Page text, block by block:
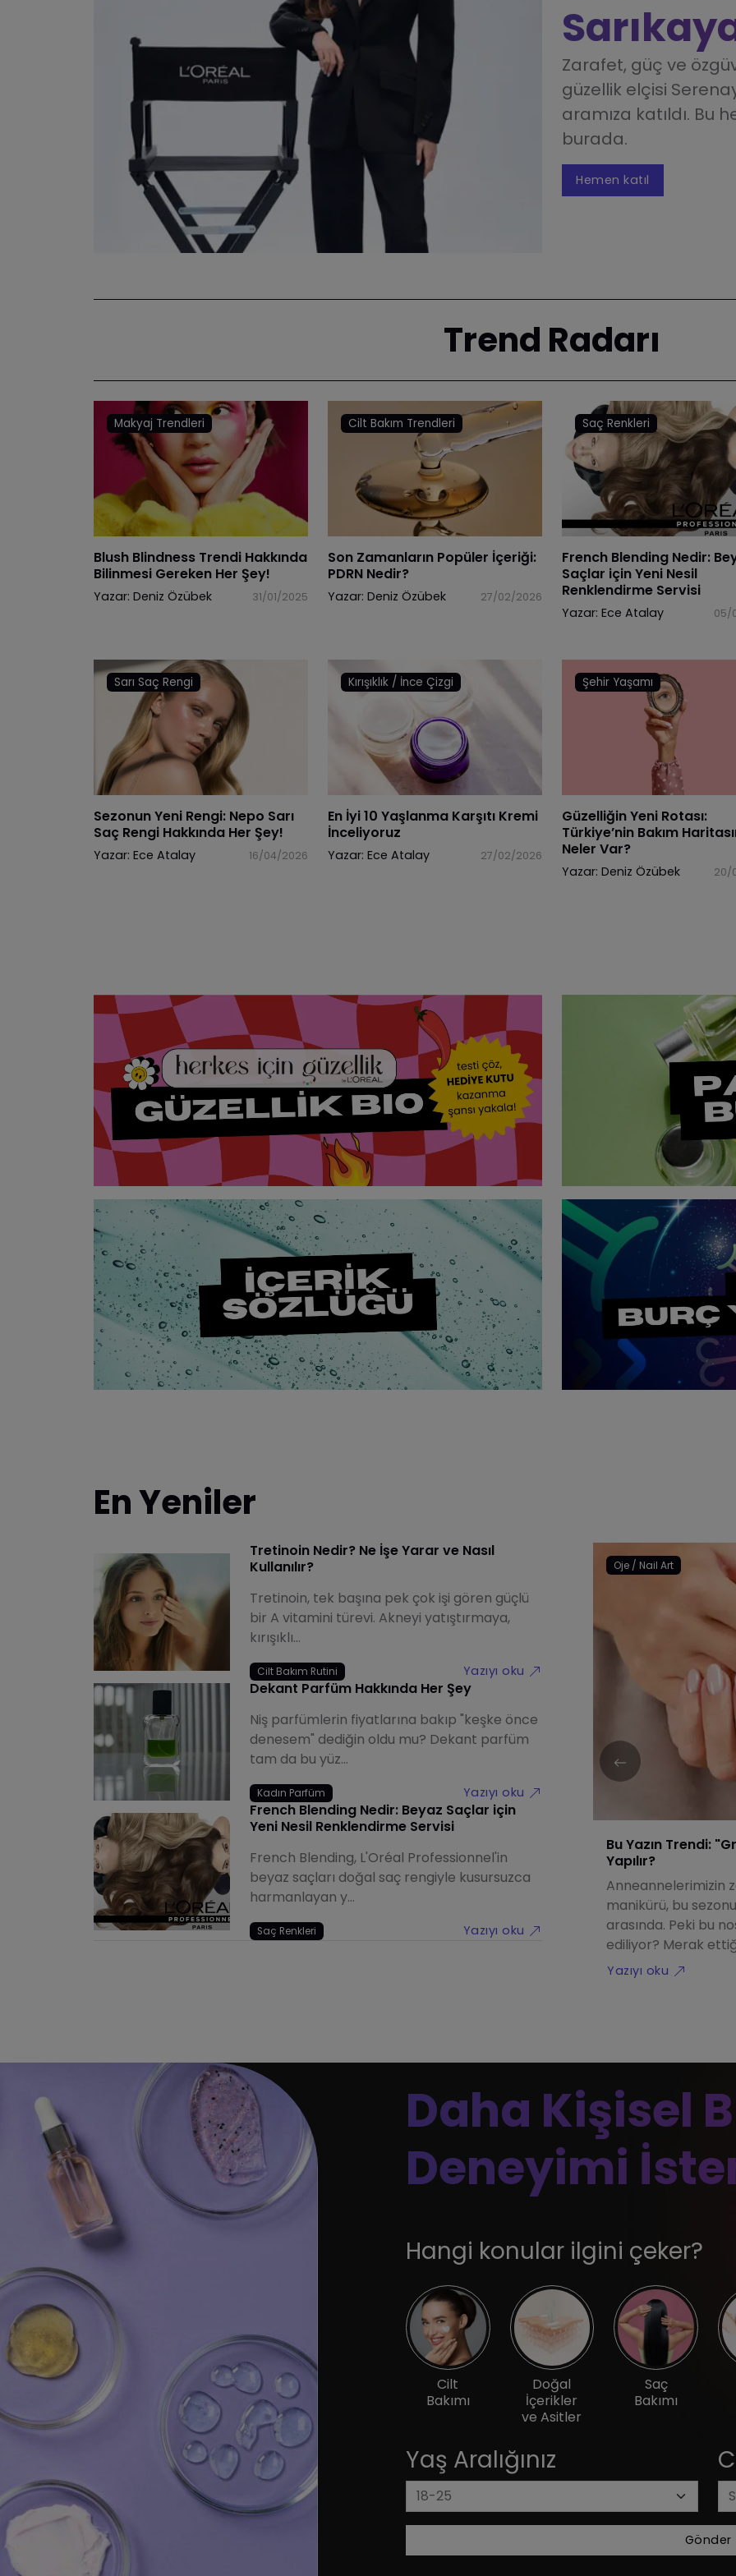
Zarafet, güç ve
güzellik elçisi
aramıza katıldı. Bu
burada.
Hemen katıl
Trend Radarı
Makyaj Trendleri
Blush Blindness Trendi Hakkında
Bilinmesi Gereken Her Şey!
Yazar: Deniz Özübek 31/01/2025
Cilt Bakım Trendleri
Son Zamanların Popüler İçeriği:
PDRN Nedir?
Yazar: Deniz Özübek 27/02/2026
Saç Renkleri
French Blending Nedir:
Saçlar için Yeni Nesil
Renklendirme Servisi
Yazar: Ece Atalay 05/
Sarı Saç Rengi
Sezonun Yeni Rengi: Nepo Sarı
Saç Rengi Hakkında Her Şey!
Yazar: Ece Atalay 16/04/2026
Kırışıklık / İnce Çizgi
En İyi 10 Yaşlanma Karşıtı Kremi
İnceliyoruz
Yazar: Ece Atalay 27/02/2026
Şehir Yaşamı
Güzelliğin Yeni Rotası:
Türkiye’nin Bakım
Neler Var?
Yazar: Deniz Özübek 20/
En Yeniler
Tretinoin Nedir? Ne İşe Yarar ve Nasıl
Kullanılır?
Tretinoin, tek başına pek çok işi gören güçlü
bir A vitamini türevi. Akneyi yatıştırmaya,
kırışıklı...
Cilt Bakım Rutini Yazıyı oku
Dekant Parfüm Hakkında Her Şey
Niş parfümlerin fiyatlarına bakıp "keşke önce
denesem" dediğin oldu mu? Dekant parfüm
tam da bu yüz...
Kadın Parfüm Yazıyı oku
French Blending Nedir: Beyaz Saçlar için
Yeni Nesil Renklendirme Servisi
French Blending, L'Oréal Professionnel'in
beyaz saçları doğal saç rengiyle kusursuzca
harmanlayan y...
Saç Renkleri Yazıyı oku
Koyu çerçeveli
makeup,
Makyaj Trendleri
Toasty Makeup Nedir?
Tarçın, kahve ve kavrulmuş bronzun buluştuğu toasty
makeup, yüze güneşte ısınmış sıcak bir parıltı veriyor. İşte bu
sıcak akımı adım adım uygulamanın püf noktaları!
Yazıyı oku
Oje / Nail Art
Bu Yazın Trendi:
Yapılır?
Anneannelerimizin
manikürü, bu
arasında. Peki bu
ediliyor? Merak
Yazıyı oku
Daha Kişisel
Deneyimi
Hangi konular ilgini çeker?
Cilt
Bakımı
Doğal
İçerikler
ve Asitler
Saç
Bakımı
Yaş Aralığınız
Gönder